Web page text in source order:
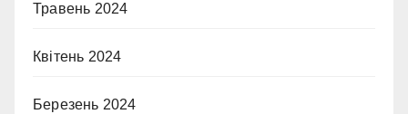
Травень 2024
Квітень 2024
Березень 2024